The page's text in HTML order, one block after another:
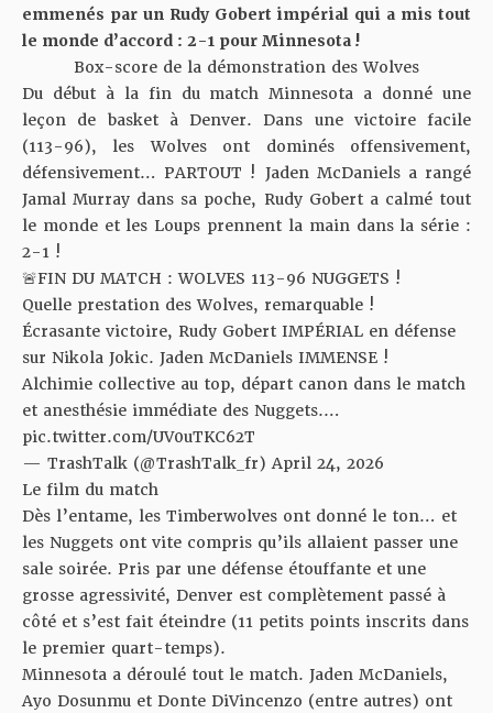
emmenés par un Rudy Gobert impérial qui a mis tout
le monde d’accord : 2-1 pour Minnesota !
Box-score de la démonstration des Wolves
Du début à la fin du match Minnesota a donné une
leçon de basket à Denver. Dans une victoire facile
(113-96), les Wolves ont dominés offensivement,
défensivement… PARTOUT ! Jaden McDaniels a rangé
Jamal Murray dans sa poche, Rudy Gobert a calmé tout
le monde et les Loups prennent la main dans la série :
2-1 !
🚨FIN DU MATCH : WOLVES 113-96 NUGGETS !
Quelle prestation des Wolves, remarquable !
Écrasante victoire, Rudy Gobert IMPÉRIAL en défense
sur Nikola Jokic. Jaden McDaniels IMMENSE !
Alchimie collective au top, départ canon dans le match
et anesthésie immédiate des Nuggets.…
pic.twitter.com/UV0uTKC62T
— TrashTalk (@TrashTalk_fr)April 24, 2026
Le film du match
Dès l’entame, les Timberwolves ont donné le ton… et
les Nuggets ont vite compris qu’ils allaient passer une
sale soirée. Pris par une défense étouffante et une
grosse agressivité, Denver est complètement passé à
côté et s’est fait éteindre (11 petits points inscrits dans
le premier quart-temps).
Minnesota a déroulé tout le match. Jaden McDaniels,
Ayo Dosunmu et Donte DiVincenzo (entre autres) ont